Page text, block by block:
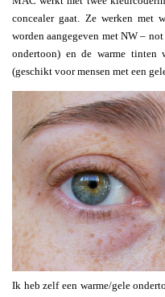
concealer gaat. Ze werken met
worden aangegeven met NW –
ondertoon) en de warme tinten
(geschikt voor mensen met een
Ik heb zelf een warme/gele